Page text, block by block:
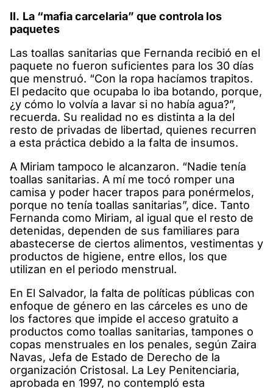
II. La “mafia carcelaria” que controla los
paquetes
Las toallas sanitarias que Fernanda recibió en el
paquete no fueron suficientes para los 30 días
que menstruó. “Con la ropa hacíamos trapitos.
El pedacito que ocupaba lo iba botando, porque,
¿y cómo lo volvía a lavar si no había agua?”,
recuerda. Su realidad no es distinta a la del
resto de privadas de libertad, quienes recurren
a esta práctica debido a la falta de insumos.
A Miriam tampoco le alcanzaron. “Nadie tenía
toallas sanitarias. A mí me tocó romper una
camisa y poder hacer trapos para ponérmelos,
porque no tenía toallas sanitarias”, dice. Tanto
Fernanda como Miriam, al igual que el resto de
detenidas, dependen de sus familiares para
abastecerse de ciertos alimentos, vestimentas y
productos de higiene, entre ellos, los que
utilizan en el periodo menstrual.
En El Salvador, la falta de políticas públicas con
enfoque de género en las cárceles es uno de
los factores que impide el acceso gratuito a
productos como toallas sanitarias, tampones o
copas menstruales en los penales, según Zaira
Navas, Jefa de Estado de Derecho de la
organización Cristosal. La Ley Penitenciaria,
aprobada en 1997, no contempló esta